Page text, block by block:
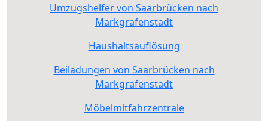
Umzugshelfer von Saarbrücken nach
Markgrafenstadt
Haushaltsauflösung
Beiladungen von Saarbrücken nach
Markgrafenstadt
Möbelmitfahrzentrale